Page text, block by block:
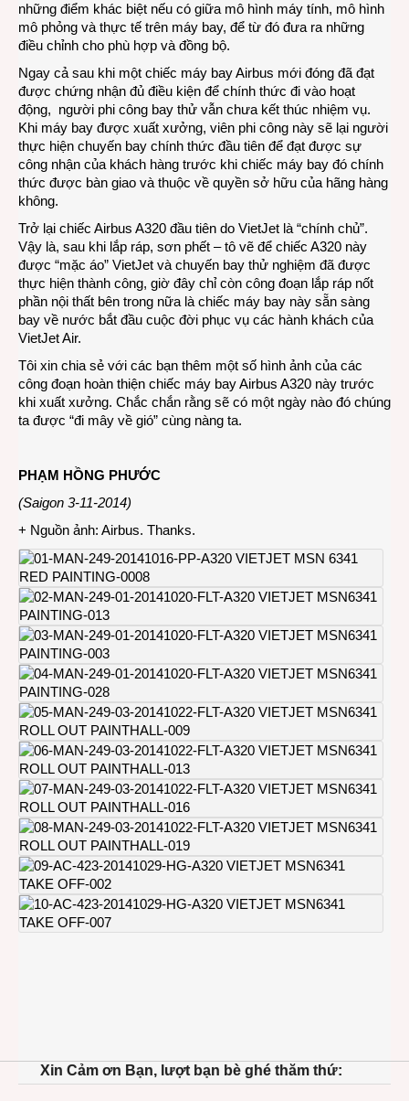
những điểm khác biệt nếu có giữa mô hình máy tính, mô hình
mô phỏng và thực tế trên máy bay, để từ đó đưa ra những
điều chỉnh cho phù hợp và đồng bộ.
Ngay cả sau khi một chiếc máy bay Airbus mới đóng đã đạt
được chứng nhận đủ điều kiện để chính thức đi vào hoạt
động, người phi công bay thử vẫn chưa kết thúc nhiệm vụ.
Khi máy bay được xuất xưởng, viên phi công này sẽ lại người
thực hiện chuyến bay chính thức đầu tiên để đạt được sự
công nhận của khách hàng trước khi chiếc máy bay đó chính
thức được bàn giao và thuộc về quyền sở hữu của hãng hàng
không.
Trở lại chiếc Airbus A320 đầu tiên do VietJet là “chính chủ”.
Vậy là, sau khi lắp ráp, sơn phết – tô vẽ để chiếc A320 này
được “mặc áo” VietJet và chuyến bay thử nghiệm đã được
thực hiện thành công, giờ đây chỉ còn công đoạn lắp ráp nốt
phần nội thất bên trong nữa là chiếc máy bay này sẵn sàng
bay về nước bắt đầu cuộc đời phục vụ các hành khách của
VietJet Air.
Tôi xin chia sẻ với các bạn thêm một số hình ảnh của các
công đoạn hoàn thiện chiếc máy bay Airbus A320 này trước
khi xuất xưởng. Chắc chắn rằng sẽ có một ngày nào đó chúng
ta được “đi mây về gió” cùng nàng ta.
PHẠM HỒNG PHƯỚC
(Saigon 3-11-2014)
+ Nguồn ảnh: Airbus. Thanks.
Xin Cảm ơn Bạn, lượt bạn bè ghé thăm thứ: